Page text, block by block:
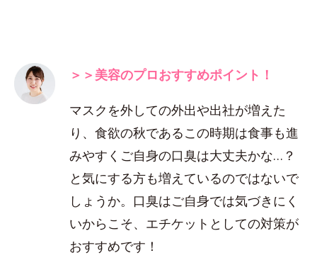
＞＞美容のプロおすすめポイント！
マスクを外しての外出や出社が増えた
り、食欲の秋であるこの時期は食事も進
みやすくご自身の口臭は大丈夫かな…？
と気にする方も増えているのではないで
しょうか。口臭はご自身では気づきにく
いからこそ、エチケットとしての対策が
おすすめです！